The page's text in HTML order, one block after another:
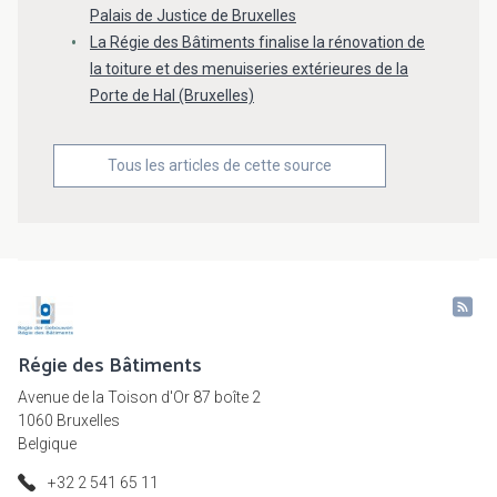
Palais de Justice de Bruxelles
La Régie des Bâtiments finalise la rénovation de
la toiture et des menuiseries extérieures de la
Porte de Hal (Bruxelles)
Tous les articles de cette source
Régie des Bâtiments
Avenue de la Toison d'Or 87 boîte 2
1060 Bruxelles
Belgique
+32 2 541 65 11